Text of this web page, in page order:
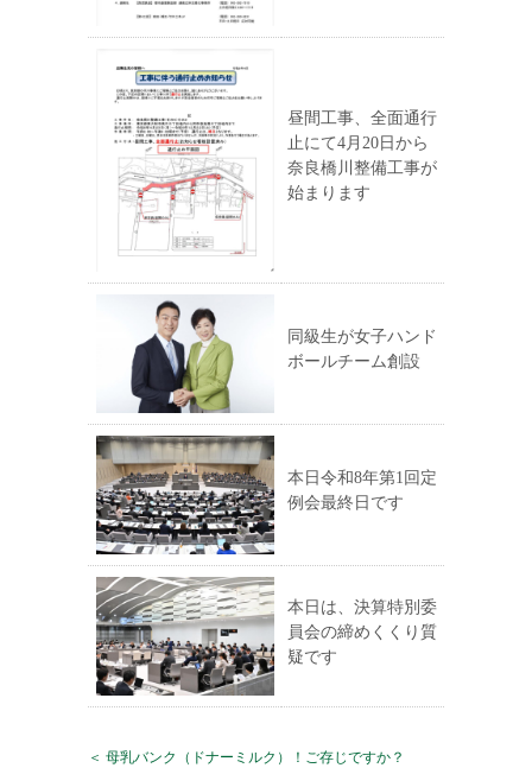
昼間工事、全面通行
止にて4月20日から
奈良橋川整備工事が
始まります
同級生が女子ハンド
ボールチーム創設
本日令和8年第1回定
例会最終日です
本日は、決算特別委
員会の締めくくり質
疑です
＜ 母乳バンク（ドナーミルク）！ご存じですか？